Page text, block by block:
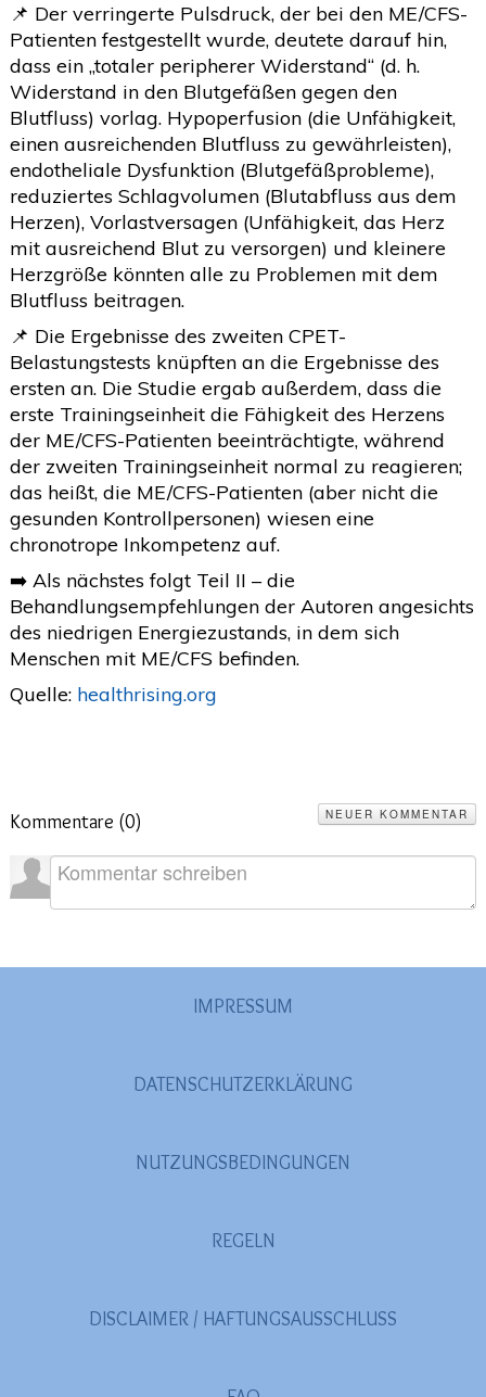
📌 Der verringerte Pulsdruck, der bei den ME/CFS-
Patienten festgestellt wurde, deutete darauf hin,
dass ein „totaler peripherer Widerstand“ (d. h.
Widerstand in den Blutgefäßen gegen den
Blutfluss) vorlag. Hypoperfusion (die Unfähigkeit,
einen ausreichenden Blutfluss zu gewährleisten),
endotheliale Dysfunktion (Blutgefäßprobleme),
reduziertes Schlagvolumen (Blutabfluss aus dem
Herzen), Vorlastversagen (Unfähigkeit, das Herz
mit ausreichend Blut zu versorgen) und kleinere
Herzgröße könnten alle zu Problemen mit dem
Blutfluss beitragen.
📌 Die Ergebnisse des zweiten CPET-
Belastungstests knüpften an die Ergebnisse des
ersten an. Die Studie ergab außerdem, dass die
erste Trainingseinheit die Fähigkeit des Herzens
der ME/CFS-Patienten beeinträchtigte, während
der zweiten Trainingseinheit normal zu reagieren;
das heißt, die ME/CFS-Patienten (aber nicht die
gesunden Kontrollpersonen) wiesen eine
chronotrope Inkompetenz auf.
➡️ Als nächstes folgt Teil II – die
Behandlungsempfehlungen der Autoren angesichts
des niedrigen Energiezustands, in dem sich
Menschen mit ME/CFS befinden.
Quelle: healthrising.org
Kommentare (0) NEUER KOMMENTAR
IMPRESSUM
DATENSCHUTZERKLÄRUNG
NUTZUNGSBEDINGUNGEN
REGELN
DISCLAIMER / HAFTUNGSAUSSCHLUSS